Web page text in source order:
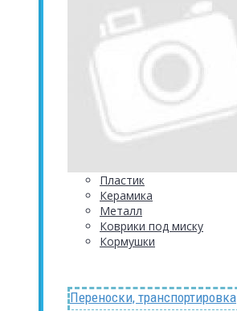
Пластик
Керамика
Металл
Коврики под миску
Кормушки
Переноски, транспортировка